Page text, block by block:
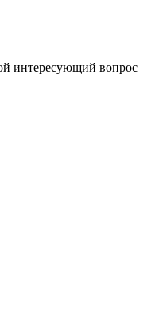
интересующий вопрос